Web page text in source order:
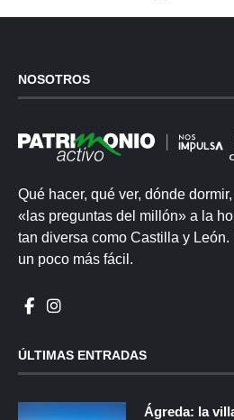
NOSOTROS
Qué hacer, qué ver, dónde
«las preguntas del millón» a la
tan diversa como Castilla y
un poco más fácil.
ÚLTIMAS ENTRADAS
Ágreda: la